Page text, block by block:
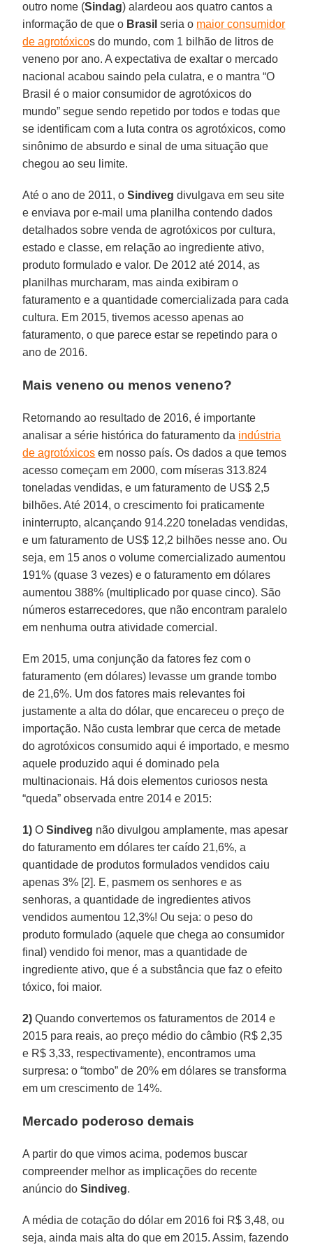
outro nome (Sindag) alardeou aos quatro cantos a
informação de que o Brasil seria o maior consumidor
de agrotóxicos do mundo, com 1 bilhão de litros de
veneno por ano. A expectativa de exaltar o mercado
nacional acabou saindo pela culatra, e o mantra “O
Brasil é o maior consumidor de agrotóxicos do
mundo” segue sendo repetido por todos e todas que
se identificam com a luta contra os agrotóxicos, como
sinônimo de absurdo e sinal de uma situação que
chegou ao seu limite.
Até o ano de 2011, oSindiveg divulgava em seu site
e enviava por e-mail uma planilha contendo dados
detalhados sobre venda de agrotóxicos por cultura,
estado e classe, em relação ao ingrediente ativo,
produto formulado e valor. De 2012 até 2014, as
planilhas murcharam, mas ainda exibiram o
faturamento e a quantidade comercializada para cada
cultura. Em 2015, tivemos acesso apenas ao
faturamento, o que parece estar se repetindo para o
ano de 2016.
Mais veneno ou menos veneno?
Retornando ao resultado de 2016, é importante
analisar a série histórica do faturamento da indústria
de agrotóxicos em nosso país. Os dados a que temos
acesso começam em 2000, com míseras 313.824
toneladas vendidas, e um faturamento de US$ 2,5
bilhões. Até 2014, o crescimento foi praticamente
ininterrupto, alcançando 914.220 toneladas vendidas,
e um faturamento de US$ 12,2 bilhões nesse ano. Ou
seja, em 15 anos o volume comercializado aumentou
191% (quase 3 vezes) e o faturamento em dólares
aumentou 388% (multiplicado por quase cinco). São
números estarrecedores, que não encontram paralelo
em nenhuma outra atividade comercial.
Em 2015, uma conjunção da fatores fez com o
faturamento (em dólares) levasse um grande tombo
de 21,6%. Um dos fatores mais relevantes foi
justamente a alta do dólar, que encareceu o preço de
importação. Não custa lembrar que cerca de metade
do agrotóxicos consumido aqui é importado, e mesmo
aquele produzido aqui é dominado pela
multinacionais. Há dois elementos curiosos nesta
“queda” observada entre 2014 e 2015:
1) OSindiveg não divulgou amplamente, mas apesar
do faturamento em dólares ter caído 21,6%, a
quantidade de produtos formulados vendidos caiu
apenas 3% [2]. E, pasmem os senhores e as
senhoras, a quantidade de ingredientes ativos
vendidos aumentou 12,3%! Ou seja: o peso do
produto formulado (aquele que chega ao consumidor
final) vendido foi menor, mas a quantidade de
ingrediente ativo, que é a substância que faz o efeito
tóxico, foi maior.
2) Quando convertemos os faturamentos de 2014 e
2015 para reais, ao preço médio do câmbio (R$ 2,35
e R$ 3,33, respectivamente), encontramos uma
surpresa: o “tombo” de 20% em dólares se transforma
em um crescimento de 14%.
Mercado poderoso demais
A partir do que vimos acima, podemos buscar
compreender melhor as implicações do recente
anúncio doSindiveg.
A média de cotação do dólar em 2016 foi R$ 3,48, ou
seja, ainda mais alta do que em 2015. Assim, fazendo